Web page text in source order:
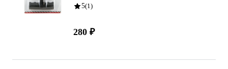
5(1)
280 ₽